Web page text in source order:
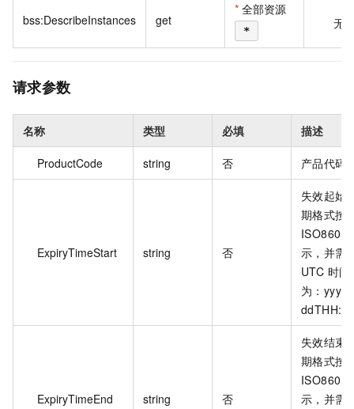
bss:DescribeInstances get
* 全部资源
* 无
请求参数
名称 类型 必填 描述
ProductCode string 否 产品代码
ExpiryTimeStart string 否
失效起始
期格式按
ISO8601
示，并需
UTC 时间
为：
ExpiryTimeEnd string 否
失效结束
期格式按
ISO8601
示，并需